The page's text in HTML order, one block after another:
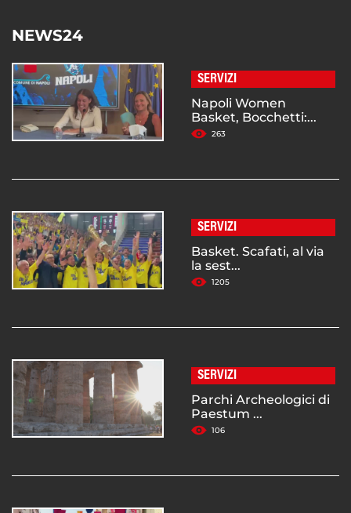
NEWS24
SERVIZI
Napoli Women
Basket, Bocchetti:...
263
SERVIZI
Basket. Scafati, al via
la sest...
1205
SERVIZI
Parchi Archeologici di
Paestum ...
106